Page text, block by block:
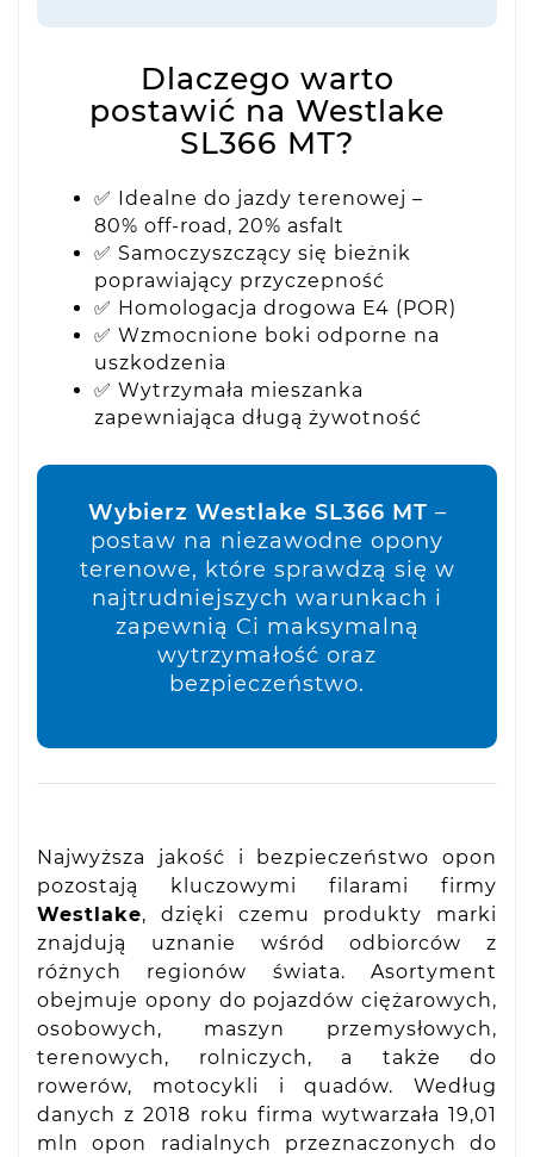
Dlaczego warto
postawić na Westlake
SL366 MT?
✅ Idealne do jazdy terenowej –
80% off-road, 20% asfalt
✅ Samoczyszczący się bieżnik
poprawiający przyczepność
✅ Homologacja drogowa E4 (POR)
✅ Wzmocnione boki odporne na
uszkodzenia
✅ Wytrzymała mieszanka
zapewniająca długą żywotność
Wybierz Westlake SL366 MT –
postaw na niezawodne opony
terenowe, które sprawdzą się w
najtrudniejszych warunkach i
zapewnią Ci maksymalną
wytrzymałość oraz
bezpieczeństwo.
Najwyższa jakość i bezpieczeństwo opon
pozostają kluczowymi filarami firmy
Westlake, dzięki czemu produkty marki
znajdują uznanie wśród odbiorców z
różnych regionów świata. Asortyment
obejmuje opony do pojazdów ciężarowych,
osobowych, maszyn przemysłowych,
terenowych, rolniczych, a także do
rowerów, motocykli i quadów. Według
danych z 2018 roku firma wytwarzała 19,01
mln opon radialnych przeznaczonych do